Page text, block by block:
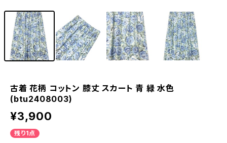
古着 花柄 コットン 膝丈 スカート 青 緑 水色
(btu2408003)
¥3,900
残り1点